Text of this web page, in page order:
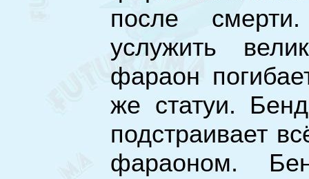
после
услужить
фараон
же статуи.
подстраивает
фараоном.